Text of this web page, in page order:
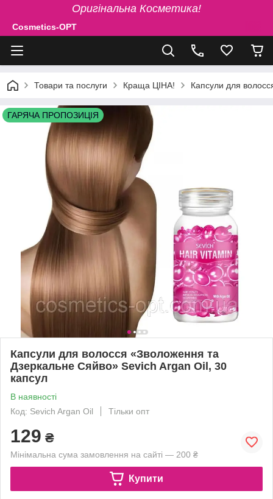
Оригінальна Косметика!
Cosmetics-OPT
Товари та послуги Краща ЦІНА! Капсули для
ГАРЯЧА ПРОПОЗИЦІЯ
Капсули для волосся «Зволоження та
Дзеркальне Сяйво» Sevich Argan Oil, 30
капсул
В наявності
Код: Sevich Argan Oil
Тільки опт
129 ₴
Мінімальна сума замовлення на сайті — 200 ₴
Купити